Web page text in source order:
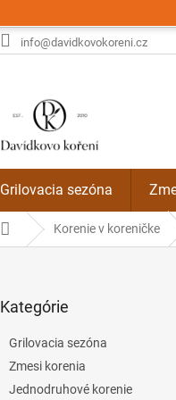
info@davidkovokoreni.cz
Grilovacia sezóna
DomovKorenie v koreničke
kategórie
Kategórie
Grilovacia sezóna
Zmesi korenia
Jednodruhové korenie